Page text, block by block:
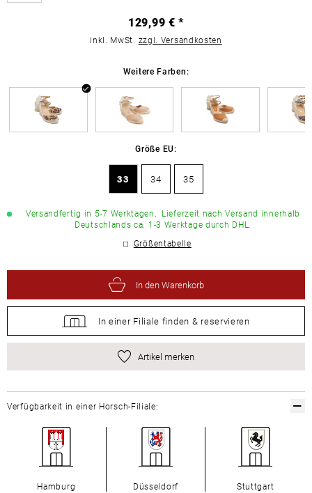
129,99 € *
inkl. MwSt. zzgl. Versandkosten
Weitere Farben:
Größe EU:
33 34 35
Versandfertig in 5-7 Werktagen, Lieferzeit nach Versand innerhalb
Deutschlands ca. 1-3 Werktage durch DHL.
Größentabelle
In den Warenkorb
In einer Filiale finden & reservieren
Artikel merken
Verfügbarkeit in einer Horsch-Filiale:
Hamburg Düsseldorf Stuttgart